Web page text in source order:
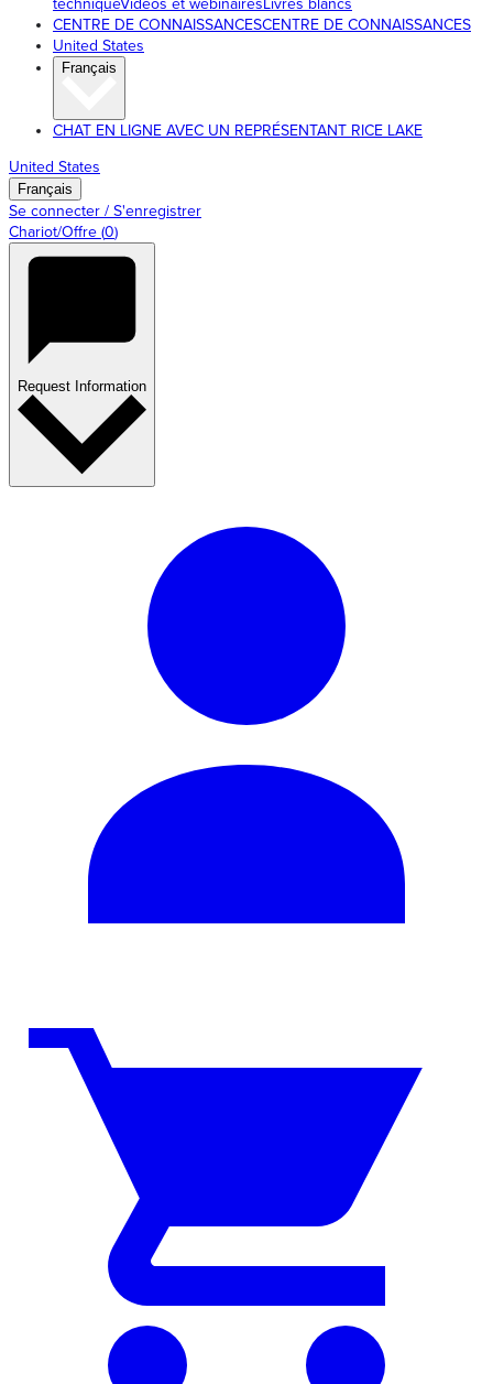
techniqueVidéos et webinairesLivres blancs
CENTRE DE CONNAISSANCESCENTRE DE CONNAISSANCES
United States
Français
CHAT EN LIGNE AVEC UN REPRÉSENTANT RICE LAKE
United States
Français
Se connecter / S'enregistrer
Chariot/Offre (0)
Request Information